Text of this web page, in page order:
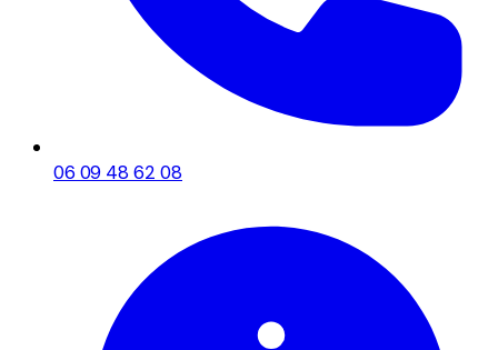
06 09 48 62 08